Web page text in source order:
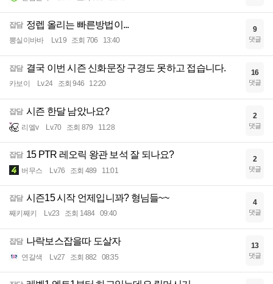
잡담 정렙 올리는 빠른방법이...
뽕실이바바 Lv.19 조회 706 13:40
9
댓글
잡담 결국 이번 시즌 신화문장 구경도 못하고 접습니다.
카보이 Lv.24 조회 946 12:20
16
댓글
잡담 시즌 한달 남았나요?
리엘v Lv.70 조회 879 11:28
2
댓글
잡담 15 PTR 레오릭 왕관 보석 잘 되나요?
버무스 Lv.76 조회 489 11:01
2
댓글
잡담 시즌15 시작 언제입니꽈? 형님들~~
째키째키 Lv.23 조회 1484 09:40
4
댓글
잡담 나락보스잡을따 도살자
연갈색 Lv.27 조회 882 08:35
13
댓글